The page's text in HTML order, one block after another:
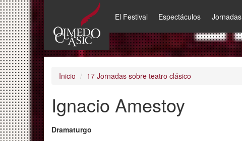
Pasar
al
contenido
principal
El Festival Espectáculos Jornadas
Inicio 17 Jornadas sobre teatro clásico
Ignacio Amestoy
Dramaturgo